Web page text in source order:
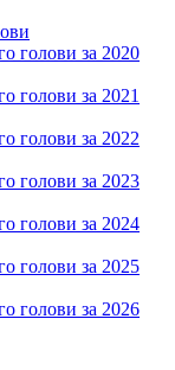
голови за 2020
голови за 2021
голови за 2022
голови за 2023
голови за 2024
голови за 2025
голови за 2026